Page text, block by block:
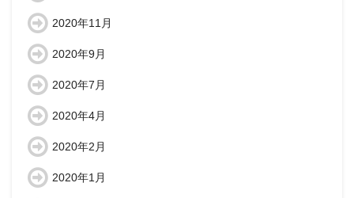
2020年11月
2020年9月
2020年7月
2020年4月
2020年2月
2020年1月